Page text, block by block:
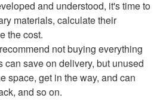
and understood, it's time to
materials, calculate their
the cost.
not buying everything
can save on delivery, but unused
space, get in the way, and can
and so on.